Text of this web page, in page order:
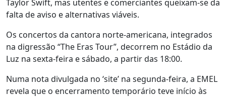
Taylor Swift, mas utentes e comerciantes queixam-se da
falta de aviso e alternativas viáveis.
Os concertos da cantora norte-americana, integrados
na digressão “The Eras Tour”, decorrem no Estádio da
Luz na sexta-feira e sábado, a partir das 18:00.
Numa nota divulgada no ‘site’ na segunda-feira, a EMEL
revela que o encerramento temporário teve início às